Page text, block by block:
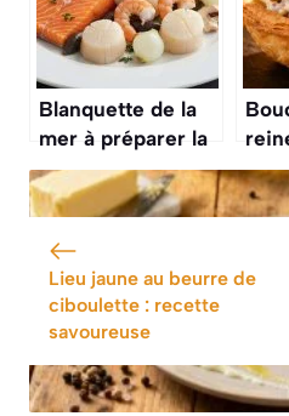
Blanquette de la
mer à préparer la
veille : recette
savoureuse et
facile
Lieu jaune au beurre de
ciboulette : recette
savoureuse